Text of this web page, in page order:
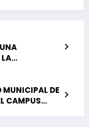
LA
MUNICIPAL DE
CAMPUS